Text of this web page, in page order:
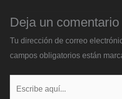
Deja un comentario
Tu dirección de correo
campos obligatorios están